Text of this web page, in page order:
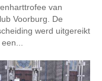
van
Voorburg. De
werd uitgereikt